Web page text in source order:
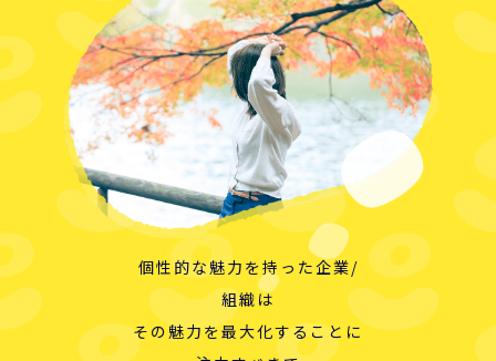
個性的な魅力を持った企業/
組織は
その魅力を最大化することに